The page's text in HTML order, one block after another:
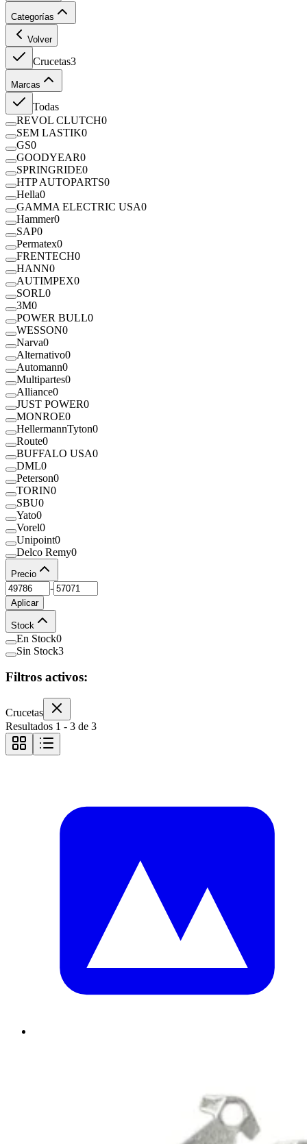
Categorías
Volver
Crucetas3
Marcas
Todas
REVOL CLUTCH0
SEM LASTIK0
GS0
GOODYEAR0
SPRINGRIDE0
HTP AUTOPARTS0
Hella0
GAMMA ELECTRIC USA0
Hammer0
SAP0
Permatex0
FRENTECH0
HANN0
AUTIMPEX0
SORL0
3M0
POWER BULL0
WESSON0
Narva0
Alternativo0
Automann0
Multipartes0
Alliance0
JUST POWER0
MONROE0
HellermannTyton0
Route0
BUFFALO USA0
DML0
Peterson0
TORIN0
SBU0
Yato0
Vorel0
Unipoint0
Delco Remy0
Precio
-
Aplicar
Stock
En Stock0
Sin Stock3
Filtros activos:
Crucetas
Resultados 1 - 3 de 3